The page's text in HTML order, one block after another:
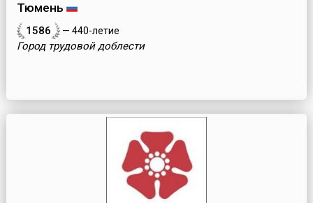
Тюмень
1586 — 440-летие
Город трудовой доблести